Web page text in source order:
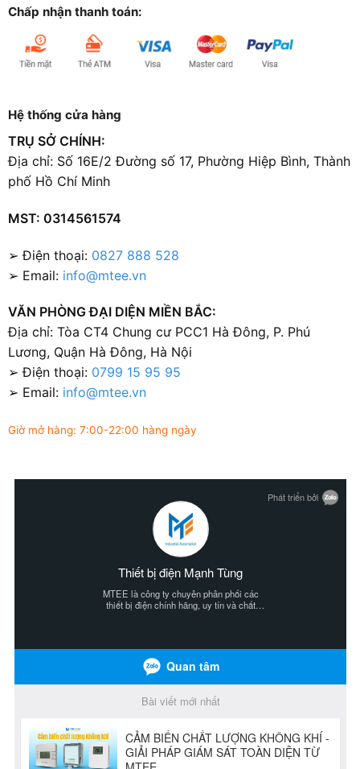
Chấp nhận thanh toán:
Hệ thống cửa hàng
TRỤ SỞ CHÍNH:
Địa chỉ: Số 16E/2 Đường số 17, Phường Hiệp Bình, Thành
phố Hồ Chí Minh
MST: 0314561574
➢ Điện thoại: 0827 888 528
➢ Email: info@mtee.vn
VĂN PHÒNG ĐẠI DIỆN MIỀN BẮC:
Địa chỉ: Tòa CT4 Chung cư PCC1 Hà Đông, P. Phú
Lương, Quận Hà Đông, Hà Nội
➢ Điện thoại: 0799 15 95 95
➢ Email: info@mtee.vn
Giờ mở hàng: 7:00-22:00 hàng ngày